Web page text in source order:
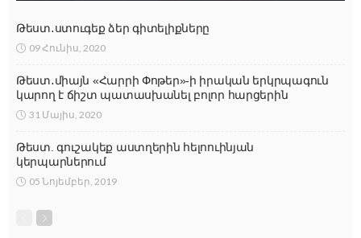
Թեստ․ստուգեք ձեր գիտելիքները
09 Հունիս, 2020
Թեստ․միայն «Հարրի Փոթեր»-ի իրական երկրպագուն
կարող է ճիշտ պատասխանել բոլոր հարցերին
31 Մայիս, 2020
Թեստ. գուշակեք աստղերին հելոուինյան
կերպարներում
05 Նոյեմբեր, 2019